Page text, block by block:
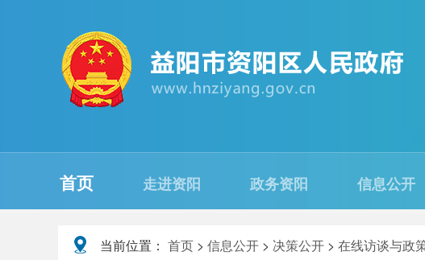
首页 走进资阳 政务资阳 信息公开
当前位置： 首页 > 信息公开 > 决策公开 > 在线访谈与政